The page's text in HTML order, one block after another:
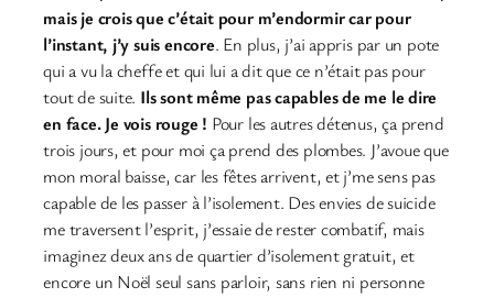
mais je crois que c’était pour m’endormir car pour
l’instant, j’y suis encore. En plus, j’ai appris par un pote
qui a vu la cheffe et qui lui a dit que ce n’était pas pour
tout de suite. Ils sont même pas capables de me le dire
en face. Je vois rouge ! Pour les autres détenus, ça prend
trois jours, et pour moi ça prend des plombes. J’avoue que
mon moral baisse, car les fêtes arrivent, et j’me sens pas
capable de les passer à l’isolement. Des envies de suicide
me traversent l’esprit, j’essaie de rester combatif, mais
imaginez deux ans de quartier d’isolement gratuit, et
encore un Noël seul sans parloir, sans rien ni personne